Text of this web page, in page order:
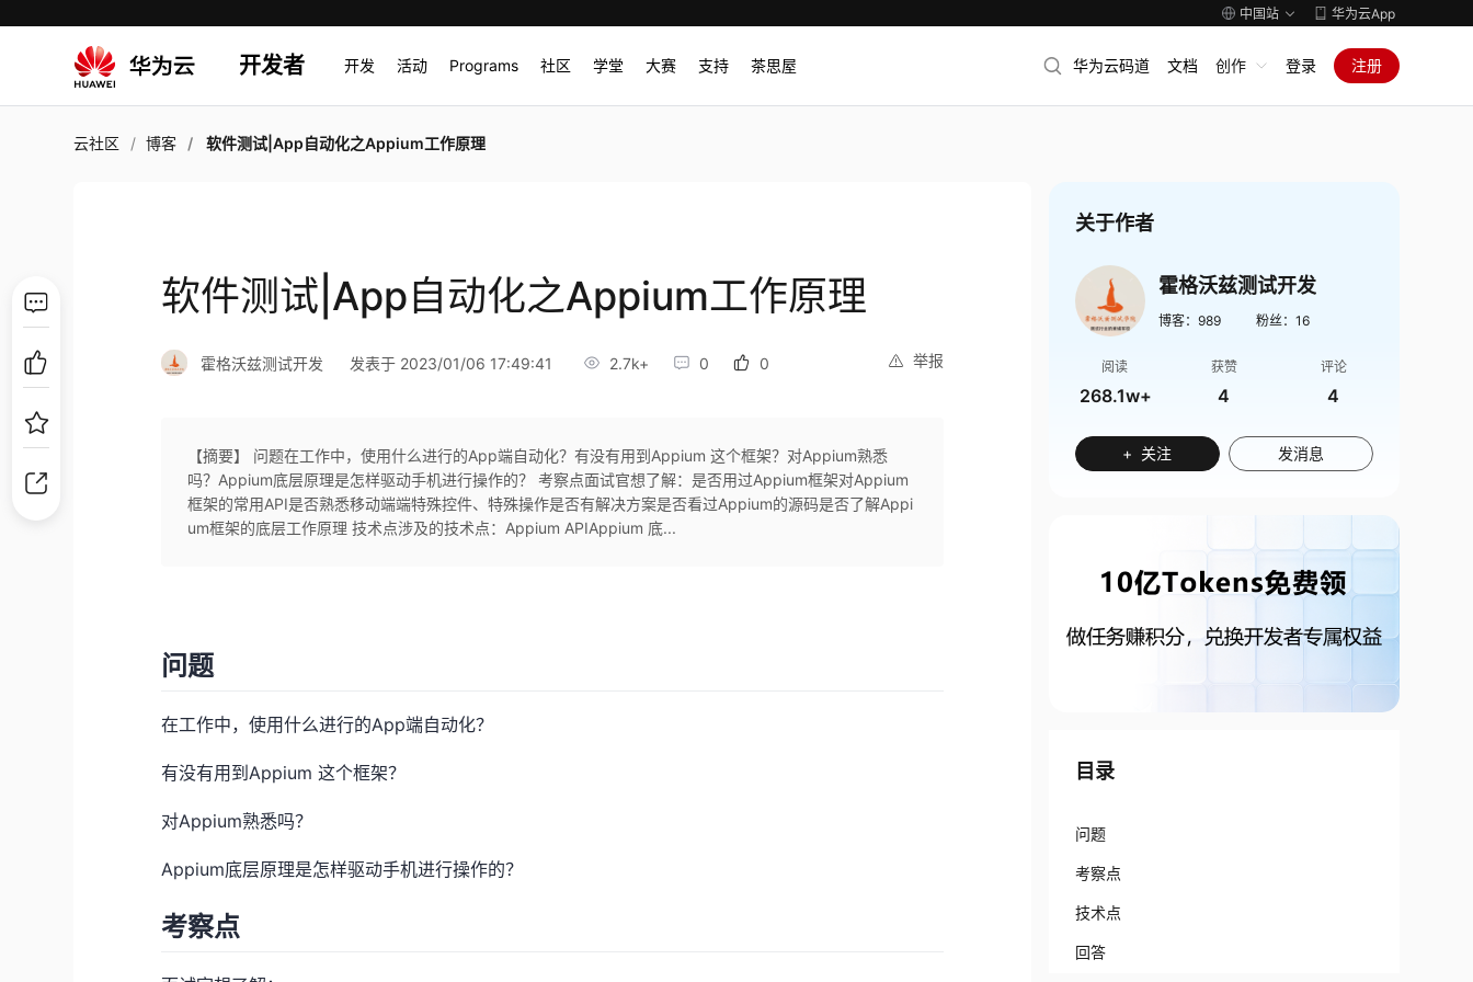
中国站 华为云App
开发者 开发 活动 Programs 社区 学堂 大赛 支持 茶思屋 华为云码道 文档 创作 登录 注册
云社区 博客 软件测试|App自动化之Appium工作原理
软件测试|App自动化之Appium工作原理
举报
霍格沃兹测试开发 发表于 2023/01/06 17:49:41 2.7k+ 0 0
【摘要】 问题在工作中，使用什么进行的App端自动化？有没有用到Appium 这个框架？对Appium熟悉
吗？Appium底层原理是怎样驱动手机进行操作的？ 考察点面试官想了解：是否用过Appium框架对Appium
框架的常用API是否熟悉移动端端特殊控件、特殊操作是否有解决方案是否看过Appium的源码是否了解Appi
um框架的底层工作原理 技术点涉及的技术点：Appium APIAppium 底...
问题
在工作中，使用什么进行的App端自动化？
有没有用到Appium 这个框架？
对Appium熟悉吗？
Appium底层原理是怎样驱动手机进行操作的？
考察点
关于作者
霍格沃兹测试开发
博客： 989 粉丝： 16
阅读
268.1w+
获赞
4
评论
4
+ 关注 发消息
目录
问题
考察点
技术点
回答